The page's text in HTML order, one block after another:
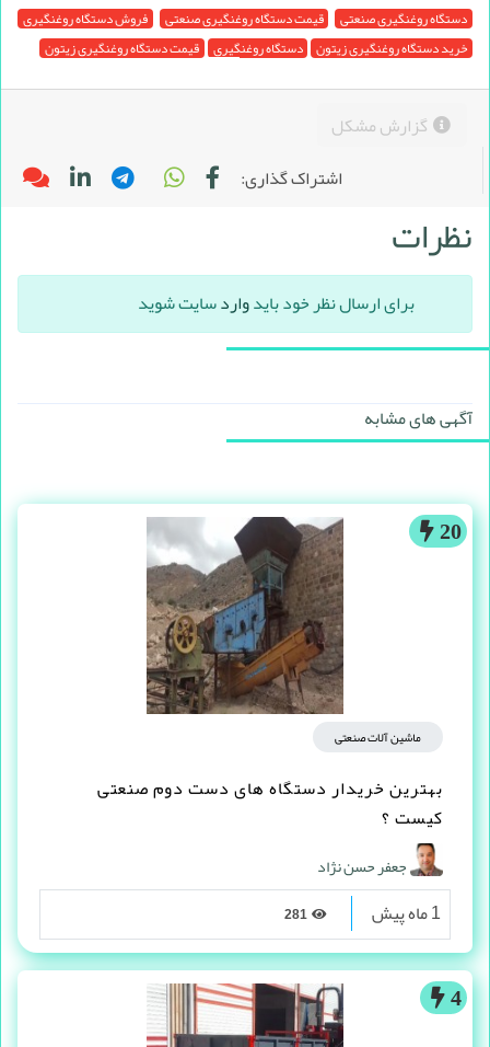
دستگاه روغنگیری صنعتی قیمت دستگاه روغنگیری صنعتی
فروش دستگاه روغنگیری
خرید دستگاه روغنگیری زیتون دستگاه روغنگیری قیمت دستگاه روغنگیری زیتون
گزارش مشکل
اشتراک گذاری:
نظرات
برای ارسال نظر خود بایدواردسایت شوید
آگهی های مشابه
20
ماشین آلات صنعتی
بهترین خریدار دستگاه های دست دوم صنعتی
کیست ؟
جعفر حسن نژاد
1 ماه پیش
4